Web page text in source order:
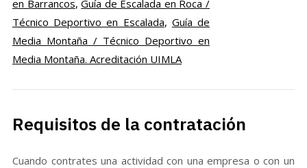
en Barrancos,Guía de Escalada en Roca /
Técnico Deportivo en Escalada, Guía de
Media Montaña / Técnico Deportivo en
Media Montaña. Acreditación UIMLA
Requisitos de la contratación
Cuando contrates una actividad con una empresa o con un